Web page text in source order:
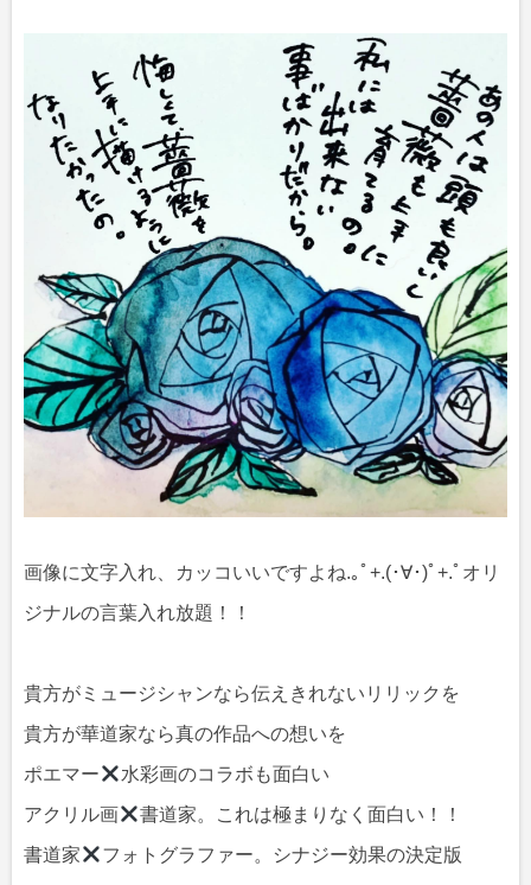
画像に文字入れ、カッコいいですよね.｡ﾟ+.(･∀･)ﾟ+.ﾟオリ
ジナルの言葉入れ放題！！
貴方がミュージシャンなら伝えきれないリリックを
貴方が華道家なら真の作品への想いを
ポエマー
水彩画のコラボも面白い
アクリル画
書道家。これは極まりなく面白い！！
書道家
フォトグラファー。シナジー効果の決定版